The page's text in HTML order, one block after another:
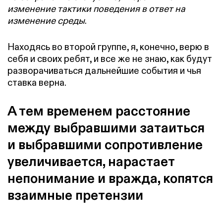
изменение тактики поведения в ответ на
изменение среды.
Находясь во второй группе, я, конечно, верю в
себя и своих ребят, и все же не знаю, как будут
разворачиваться дальнейшие события и чья
ставка верна.
А тем временем расстояние
между выбравшими затаиться
и выбравшими сопротивление
увеличивается, нарастает
непонимание и вражда, копятся
взаимные претензии